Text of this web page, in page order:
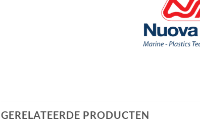
GERELATEERDE PRODUCTEN